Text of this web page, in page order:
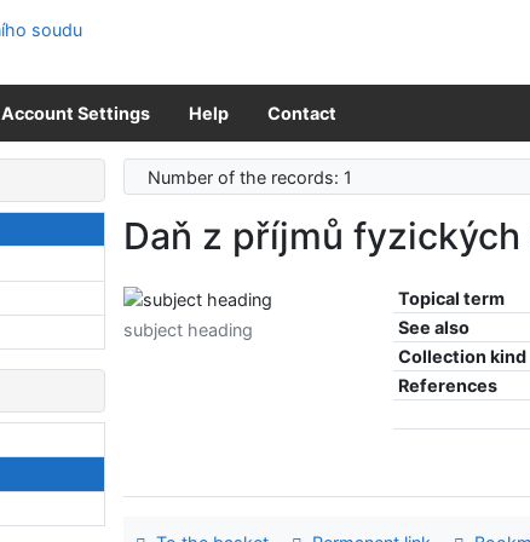
Account Settings Help Contact
Number of the records: 1
Daň z příjmů fyzických
Topical term
See also
Collection kind
References
subject heading